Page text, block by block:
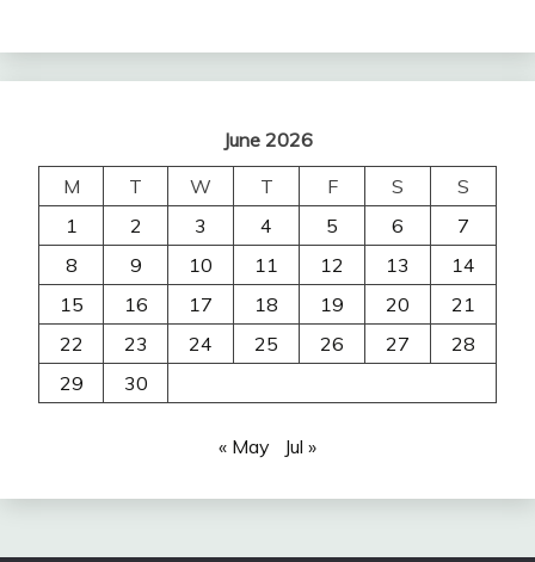
June 2026
M
T W T F S
S
1
2 3 4 5 6
7
8
9 10 11 12 13
14
15
16 17 18 19 20
21
22
23 24 25 26 27
28
29
30
« May Jul »